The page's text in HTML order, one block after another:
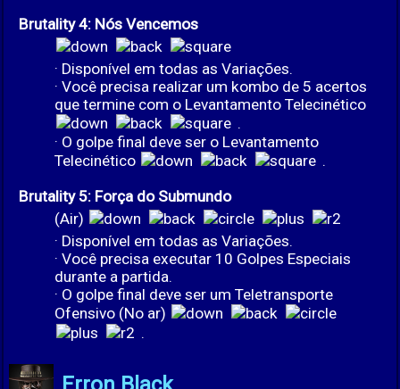
Brutality 4: Nós Vencemos
· Disponível em todas as Variações.
· Você precisa realizar um kombo de 5 acertos
que termine com o Levantamento Telecinético
.
· O golpe final deve ser o Levantamento
Telecinético
.
Brutality 5: Força do Submundo
(Air)
· Disponível em todas as Variações.
· Você precisa executar 10 Golpes Especiais
durante a partida.
· O golpe final deve ser um Teletransporte
Ofensivo (No ar)
.